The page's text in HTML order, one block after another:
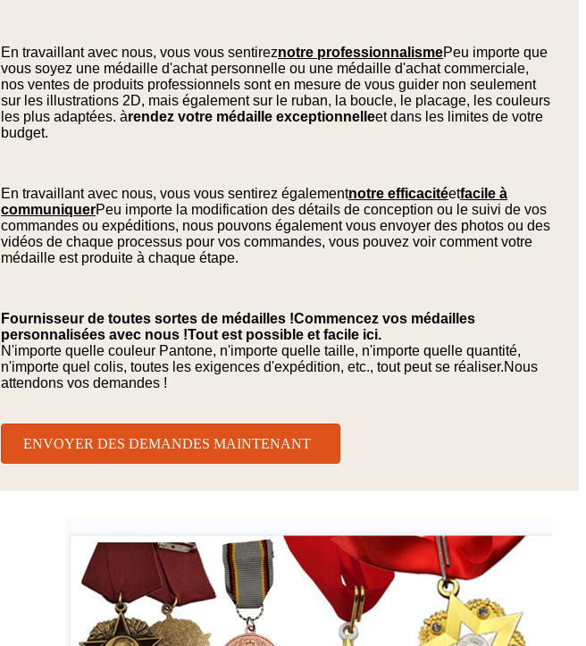
En travaillant avec nous, vous vous sentireznotre professionnalismePeu importe que
vous soyez une médaille d'achat personnelle ou une médaille d'achat commerciale,
nos ventes de produits professionnels sont en mesure de vous guider non seulement
sur les illustrations 2D, mais également sur le ruban, la boucle, le placage, les couleurs
les plus adaptées. àrendez votre médaille exceptionnelleet dans les limites de votre
budget.
En travaillant avec nous, vous vous sentirez égalementnotre efficacitéetfacile à
communiquerPeu importe la modification des détails de conception ou le suivi de vos
commandes ou expéditions, nous pouvons également vous envoyer des photos ou des
vidéos de chaque processus pour vos commandes, vous pouvez voir comment votre
médaille est produite à chaque étape.
Fournisseur de toutes sortes de médailles !Commencez vos médailles
personnalisées avec nous !Tout est possible et facile ici.
N'importe quelle couleur Pantone, n'importe quelle taille, n'importe quelle quantité,
n'importe quel colis, toutes les exigences d'expédition, etc., tout peut se réaliser.Nous
attendons vos demandes !
ENVOYER DES DEMANDES MAINTENANT